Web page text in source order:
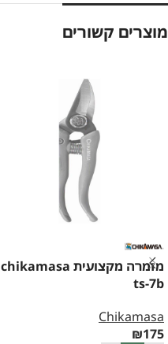
מוצרים קשורים
מזמרה מקצועית chikamasa
ts-7b
Chikamasa
₪175